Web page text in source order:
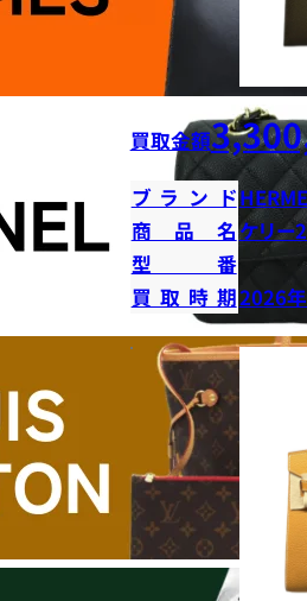
買取金額
ブランド
商品名ケリー
型番
買取時期2026